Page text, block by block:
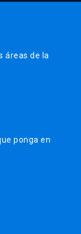
áreas de la
ponga en